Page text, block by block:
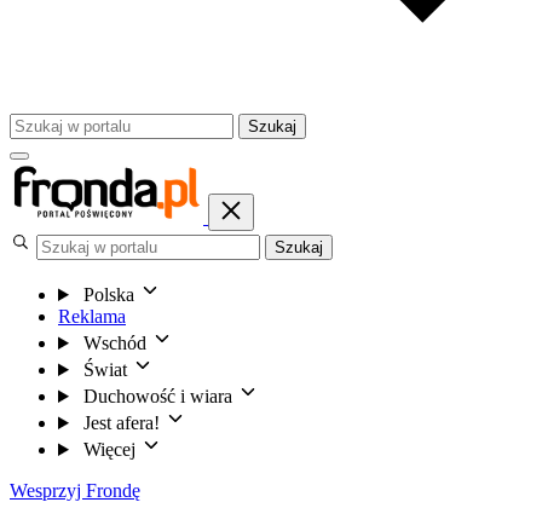
Szukaj
Szukaj
Polska
Reklama
Wschód
Świat
Duchowość i wiara
Jest afera!
Więcej
Wesprzyj Frondę